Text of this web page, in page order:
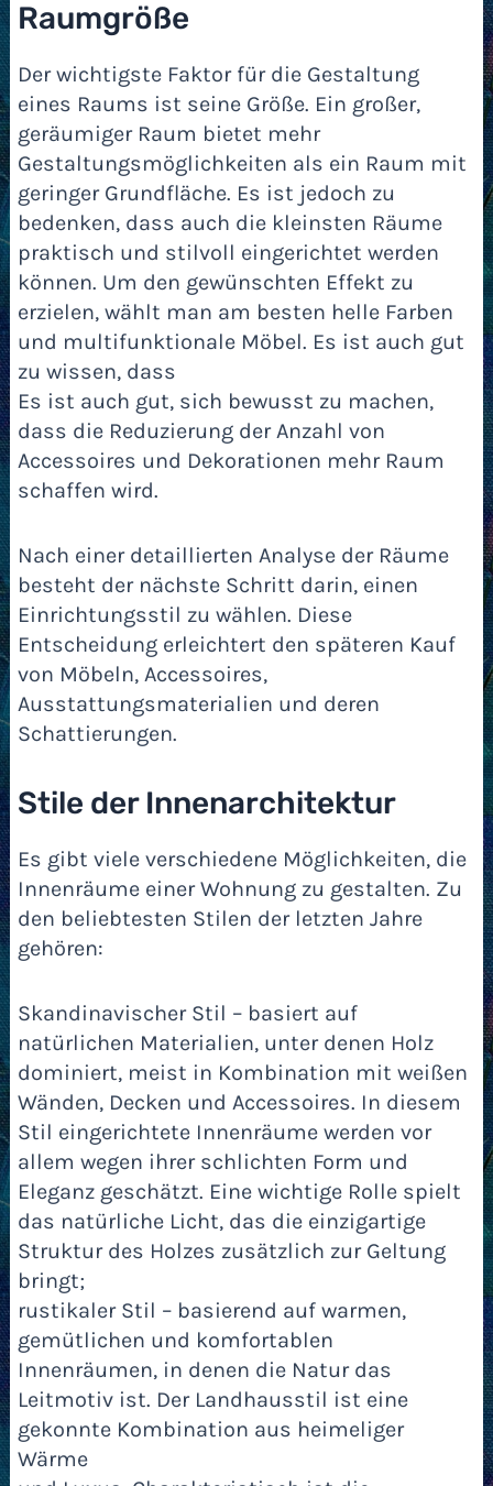
Raumgröße
Der wichtigste Faktor für die Gestaltung
eines Raums ist seine Größe. Ein großer,
geräumiger Raum bietet mehr
Gestaltungsmöglichkeiten als ein Raum mit
geringer Grundfläche. Es ist jedoch zu
bedenken, dass auch die kleinsten Räume
praktisch und stilvoll eingerichtet werden
können. Um den gewünschten Effekt zu
erzielen, wählt man am besten helle Farben
und multifunktionale Möbel. Es ist auch gut
zu wissen, dass
Es ist auch gut, sich bewusst zu machen,
dass die Reduzierung der Anzahl von
Accessoires und Dekorationen mehr Raum
schaffen wird.
Nach einer detaillierten Analyse der Räume
besteht der nächste Schritt darin, einen
Einrichtungsstil zu wählen. Diese
Entscheidung erleichtert den späteren Kauf
von Möbeln, Accessoires,
Ausstattungsmaterialien und deren
Schattierungen.
Stile der Innenarchitektur
Es gibt viele verschiedene Möglichkeiten, die
Innenräume einer Wohnung zu gestalten. Zu
den beliebtesten Stilen der letzten Jahre
gehören:
Skandinavischer Stil – basiert auf
natürlichen Materialien, unter denen Holz
dominiert, meist in Kombination mit weißen
Wänden, Decken und Accessoires. In diesem
Stil eingerichtete Innenräume werden vor
allem wegen ihrer schlichten Form und
Eleganz geschätzt. Eine wichtige Rolle spielt
das natürliche Licht, das die einzigartige
Struktur des Holzes zusätzlich zur Geltung
bringt;
rustikaler Stil – basierend auf warmen,
gemütlichen und komfortablen
Innenräumen, in denen die Natur das
Leitmotiv ist. Der Landhausstil ist eine
gekonnte Kombination aus heimeliger
Wärme